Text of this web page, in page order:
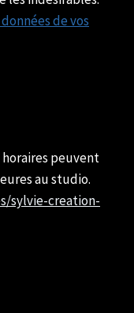
de vos
horaires peuvent
au studio.
sylvie-creation-